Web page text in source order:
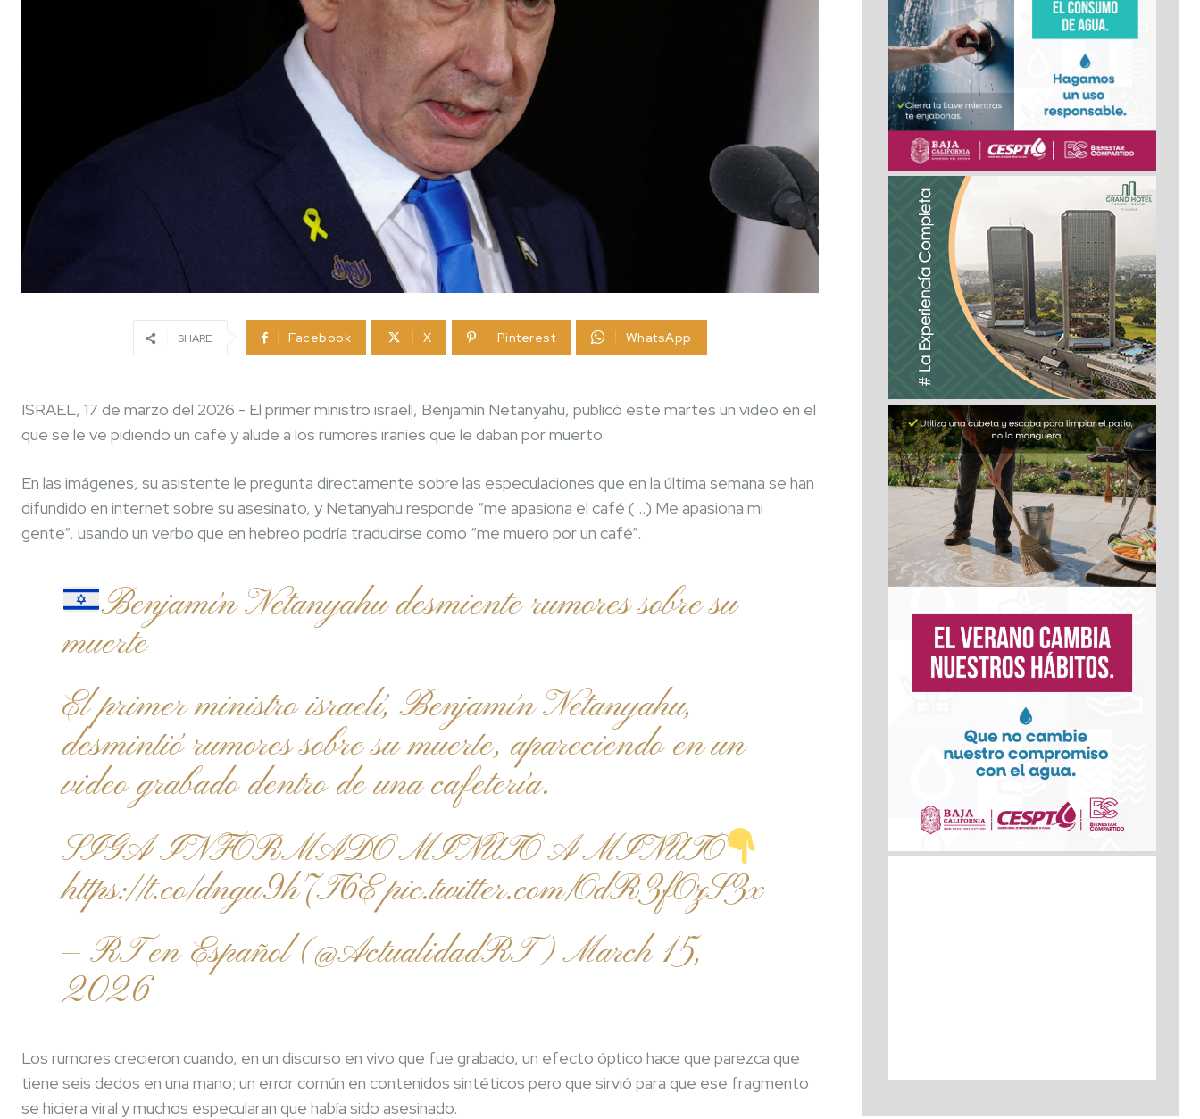
SHARE Facebook X Pinterest WhatsApp
ISRAEL, 17 de marzo del 2026.- El primer ministro israelí, Benjamín Netanyahu, publicó este martes un video en el
que se le ve pidiendo un café y alude a los rumores iraníes que le daban por muerto.
En las imágenes, su asistente le pregunta directamente sobre las especulaciones que en la última semana se han
difundido en internet sobre su asesinato, y Netanyahu responde “me apasiona el café (…) Me apasiona mi
gente“, usando un verbo que en hebreo podría traducirse como “me muero por un café”.
Benjamín Netanyahu desmiente rumores sobre su
muerte
El primer ministro israelí, Benjamín Netanyahu,
desmintió rumores sobre su muerte, apareciendo en un
video grabado dentro de una cafetería.
SIGA INFORMADO MINUTO A MINUTO
https://t.co/dngu9h7T6E pic.twitter.com/OdR3fOzS3x
— RT en Español (@ActualidadRT)March 15,
2026
Los rumores crecieron cuando, en un discurso en vivo que fue grabado, un efecto óptico hace que parezca que
tiene seis dedos en una mano; un error común en contenidos sintéticos pero que sirvió para que ese fragmento
se hiciera viral y muchos especularan que había sido asesinado.